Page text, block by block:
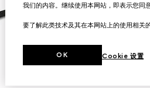
我们的内容。继续使用本网站，即表示您同
要了解此类技术及其在本网站上的使用相关
Cookie 设置
OK